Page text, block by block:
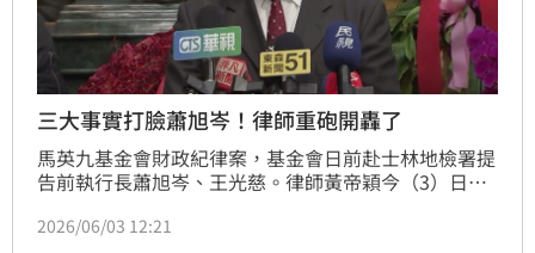
三大事實打臉蕭旭岑！律師重砲開轟了
馬英九基金會財政紀律案，基金會日前赴士林地檢署提
告前執行長蕭旭岑、王光慈。律師黃帝穎今（3）日表
自清，但蕭竟拿「偵查不公開」來回應媒體質疑，簡直
2026/06/03 12:21